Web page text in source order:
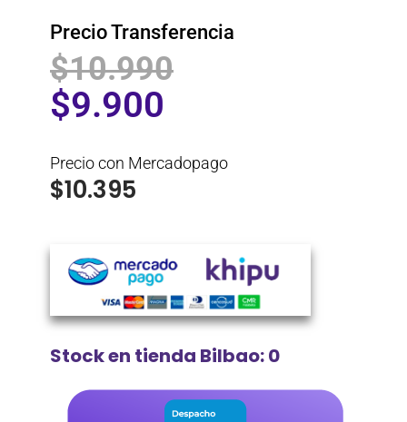
Precio Transferencia
$10.990
$9.900
Precio con Mercadopago
$10.395
Stock en tienda Bilbao: 0